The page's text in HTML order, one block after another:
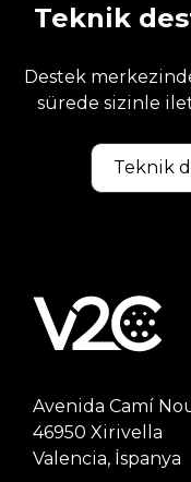
Teknik
Destek
sürede sizinle
Teknik
Avenida Camí
46950 Xirivella
Valencia, İspanya